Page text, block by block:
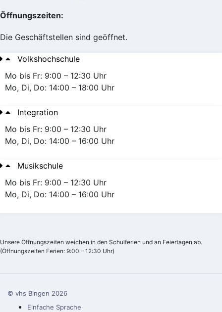
Öffnungszeiten:
Die Geschäftstellen sind geöffnet.
Volkshochschule
Mo bis Fr: 9:00 – 12:30 Uhr
Mo, Di, Do: 14:00 – 18:00 Uhr
Integration
Mo bis Fr: 9:00 – 12:30 Uhr
Mo, Di, Do: 14:00 – 16:00 Uhr
Musikschule
Mo bis Fr: 9:00 – 12:30 Uhr
Mo, Di, Do: 14:00 – 16:00 Uhr
Unsere Öffnungszeiten weichen in den Schulferien und an Feiertagen ab.
(Öffnungszeiten Ferien: 9:00 – 12:30 Uhr)
© vhs Bingen 2026
Einfache Sprache